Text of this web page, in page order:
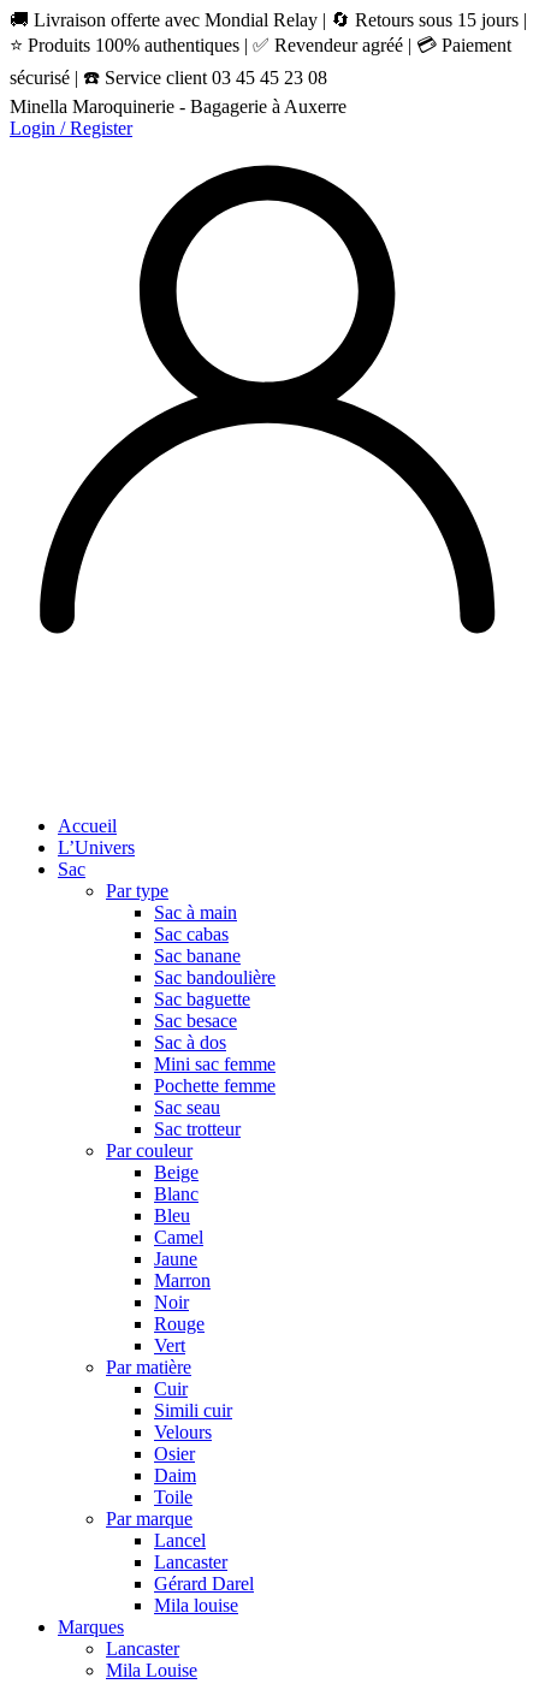
🚚 Livraison offerte avec Mondial Relay | 🔄 Retours sous 15 jours |
⭐ Produits 100% authentiques | ✅ Revendeur agréé | 💳 Paiement
sécurisé | ☎️ Service client 03 45 45 23 08
Minella Maroquinerie - Bagagerie à Auxerre
Login / Register
Accueil
L’Univers
Sac
Par type
Sac à main
Sac cabas
Sac banane
Sac bandoulière
Sac baguette
Sac besace
Sac à dos
Mini sac femme
Pochette femme
Sac seau
Sac trotteur
Par couleur
Beige
Blanc
Bleu
Camel
Jaune
Marron
Noir
Rouge
Vert
Par matière
Cuir
Simili cuir
Velours
Osier
Daim
Toile
Par marque
Lancel
Lancaster
Gérard Darel
Mila louise
Marques
Lancaster
Mila Louise